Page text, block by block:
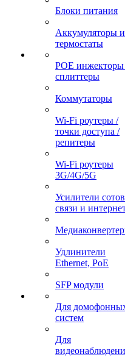
Блоки питания
Аккумуляторы и
термостаты
POE
сплиттеры
Коммутаторы
Wi-Fi роутеры /
точки доступа /
репитеры
Wi-Fi роутеры
3G/4G/5G
Усилители
связи и
Удлинители
Ethernet, PoE
SFP модули
Для
систем
Для